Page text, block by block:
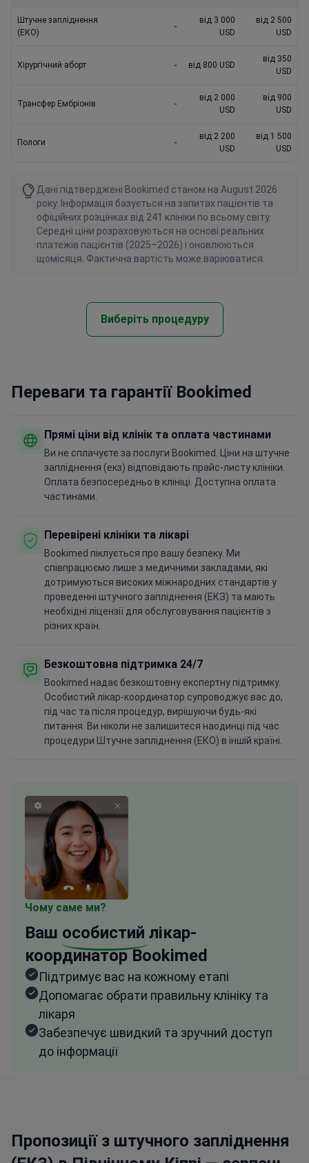
Штучне запліднення
(ЕКО)
-
від 3 000
USD
від 2 500
USD
Хірургічний аборт - від 800 USD
від 350
USD
Трансфер Ембріонів -
від 2 000
USD
від 900
USD
Пологи -
від 2 200
USD
від 1 500
USD
Дані підтверджені Bookimed станом на August 2026
року. Інформація базується на запитах пацієнтів та
офіційних розцінках від 241 клініки по всьому світу.
Середні ціни розраховуються на основі реальних
платежів пацієнтів (2025–2026) і оновлюються
щомісяця. Фактична вартість може варіюватися.
Виберіть процедуру
Переваги та гарантії Bookimed
Прямі ціни від клінік та оплата частинами
Ви не сплачуєте за послуги Bookimed. Ціни на штучне
запліднення (екз) відповідають прайс-листу клініки.
Оплата безпосередньо в клініці. Доступна оплата
частинами.
Перевірені клініки та лікарі
Bookimed піклується про вашу безпеку. Ми
співпрацюємо лише з медичними закладами, які
дотримуються високих міжнародних стандартів у
проведенні штучного запліднення (ЕКЗ) та мають
необхідні ліцензії для обслуговування пацієнтів з
різних країн.
Безкоштовна підтримка 24/7
Bookimed надає безкоштовну експертну підтримку.
Особистий лікар-координатор супроводжує вас до,
під час та після процедур, вирішуючи будь-які
питання. Ви ніколи не залишитеся наодинці під час
процедури Штучне запліднення (ЕКО) в іншій країні.
Чому саме ми?
Ваш особистий лікар-
координатор Bookimed
Підтримує вас на кожному етапі
Допомагає обрати правильну клініку та
лікаря
Забезпечує швидкий та зручний доступ
до інформації
Пропозиції з штучного запліднення